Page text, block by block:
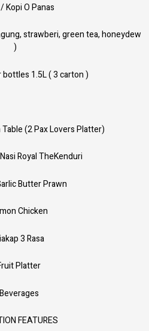
Kopi O Panas
strawberi, green tea, honeydew
)
1.5L ( 3 carton )
(2 Pax Lovers Platter)
Royal TheKenduri
Butter Prawn
Chicken
3 Rasa
Platter
FEATURES